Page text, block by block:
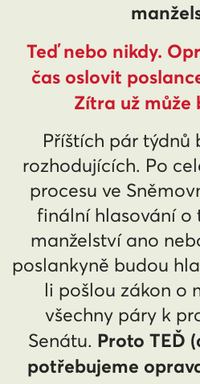
Teď nebo nikdy.
čas oslovit
Zítra už může
Příštích pár týdnů
rozhodujících. Po
procesu ve
finální hlasování o
manželství ano
poslankyně budou
li pošlou zákon o
všechny páry k
Senátu. Proto TEĎ
potřebujeme